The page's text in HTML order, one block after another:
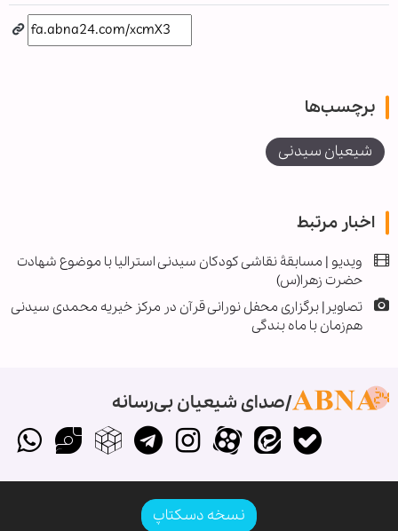
برچسب‌ها
شیعیان سیدنی
اخبار مرتبط
ویدیو | مسابقۀ نقاشی کودکان سیدنی استرالیا با موضوع شهادت
حضرت زهرا(س)
تصاویر| برگزاری محفل نورانی قرآن در مرکز خیریه محمدی سیدنی
هم‌زمان با ماه بندگی
صدای شیعیان بی‌رسانه
نسخه دسکتاپ